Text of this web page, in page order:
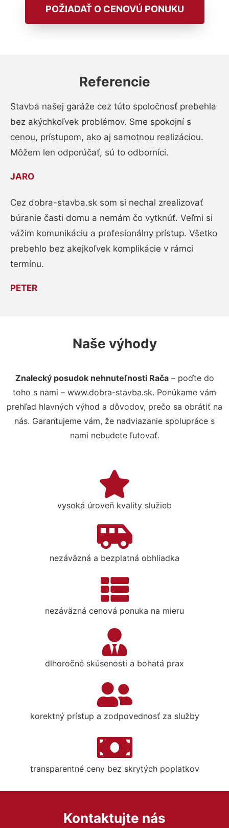
POŽIADAŤ O CENOVÚ PONUKU
Referencie
Stavba našej garáže cez túto spoločnosť prebehla
bez akýchkoľvek problémov. Sme spokojní s
cenou, prístupom, ako aj samotnou realizáciou.
Môžem len odporúčať, sú to odborníci.
JARO
Cez dobra-stavba.sk som si nechal zrealizovať
búranie časti domu a nemám čo vytknúť. Veľmi si
vážim komunikáciu a profesionálny prístup. Všetko
prebehlo bez akejkoľvek komplikácie v rámci
termínu.
PETER
Naše výhody
Znalecký posudok nehnuteľnosti Rača– poďte do
toho s nami – www.dobra-stavba.sk. Ponúkame vám
prehľad hlavných výhod a dôvodov, prečo sa obrátiť na
nás. Garantujeme vám, že nadviazanie spolupráce s
nami nebudete ľutovať.
vysoká úroveň kvality služieb
nezáväzná a bezplatná obhliadka
nezáväzná cenová ponuka na mieru
dlhoročné skúsenosti a bohatá prax
korektný prístup a zodpovednosť za služby
transparentné ceny bez skrytých poplatkov
Kontaktujte nás